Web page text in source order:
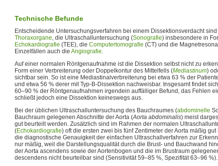
Technische Befunde
Entscheidende Untersuchungsverfahren bei einem Dissektionsverdacht
Thoraxorgane, die Ultraschalluntersuchung (Sonografie) insbesondere in
Echokardiografie (TEE), die Computertomografie (CT) und die
Einzelfällen auch die Angiografie.
Auf einer normalen Röntgenaufnahme ist die Dissektion selbst nicht zu
Form einer Verbreiterung oder Doppelkontur des Mittelfells (Mediastinum)
sichtbar sein. So ist eine Mediastinalverbreiterung bei etwa 63 % der
und etwa 56 % derer mit Typ-B-Dissektion nachweisbar. Insgesamt findet
60–90 % der Röntgenaufnahmen irgendein auffälliger Befund, das Fehlen
schließt jedoch eine Dissektion keineswegs aus.
Bei der üblichen Ultraschalluntersuchung des Bauchraumes (abdominelle
Bauchraum gelegenen Abschnitte der Aorta (Aorta abdominalis) meist
gut beurteilt werden. Zusätzlich sind im Rahmen der normalen
(Echokardiografie) oft die ersten zwei bis fünf Zentimeter der Aorta mäßig
die diagnostische Genauigkeit der einfachen Ultraschallverfahren zur
nur mäßig, weil die Darstellungsqualität durch die Brust- und Bauchwand
der Aorta ascendens sowie der Aortenbogen und die im Brustraum
descendens nicht beurteilbar sind (Sensitivität 59–85 %, Spezifität 63–96 %).